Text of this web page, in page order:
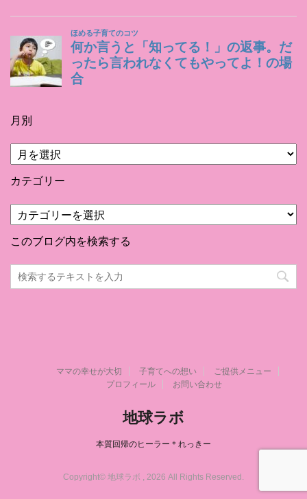
月別
月
別
カテゴリー
テ
ゴ
ー
このブログ内を検索する
ママの幸せが大切 子育てへの想い
ご提供メニュー
プロフィール
お問い合わせ
地球ラボ
本質回帰のヒーラー＊れっきー
Copyright© 地球ラボ , 2026 All Rights Reserved.